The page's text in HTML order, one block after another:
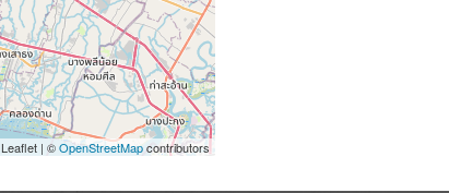
Leaflet | ©OpenStreetMapcontributors